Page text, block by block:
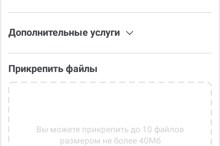
Дополнительные услуги
Прикрепить файлы
Вы можете прикрепить до 10 файлов
размером не более 40Мб